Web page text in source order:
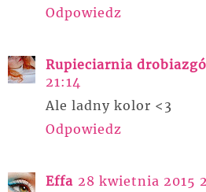
Odpowiedz
Rupieciarnia
21:14
Ale ladny kolor <3
Odpowiedz
Effa 28 kwietnia 2015